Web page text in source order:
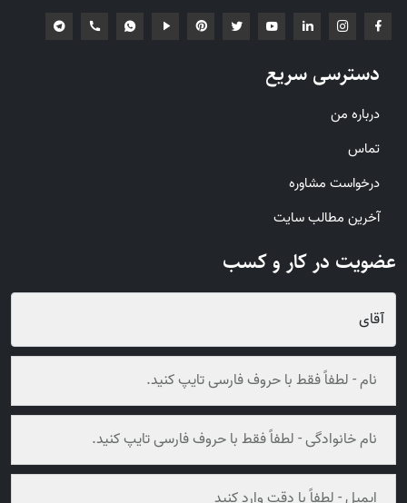
دسترسی سریع
درباره من
تماس
درخواست مشاوره
آخرین مطالب سایت
عضویت در کار و کسب